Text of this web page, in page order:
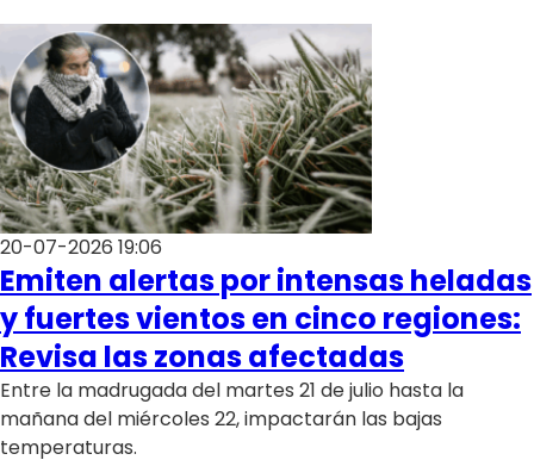
20-07-2026 19:06
Emiten alertas por intensas heladas
y fuertes vientos en cinco regiones:
Revisa las zonas afectadas
Entre la madrugada del martes 21 de julio hasta la
mañana del miércoles 22, impactarán las bajas
temperaturas.